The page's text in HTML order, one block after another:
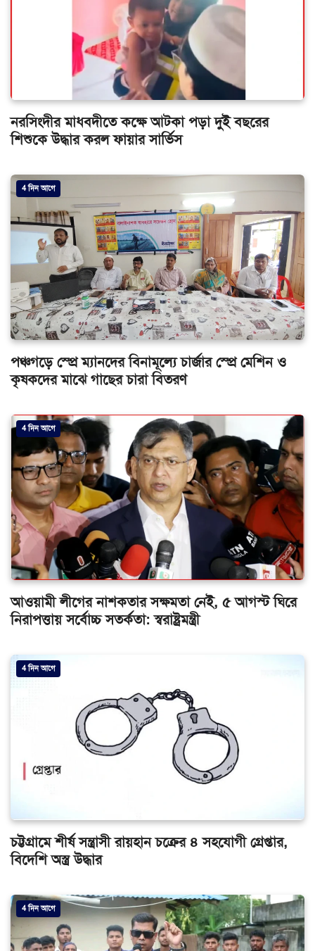
নরসিংদীর মাধবদীতে কক্ষে আটকা পড়া দুই বছরের
শিশুকে উদ্ধার করল ফায়ার সার্ভিস
4 দিন আগে
পঞ্চগড়ে স্প্রে ম্যানদের বিনামূল্যে চার্জার স্প্রে মেশিন ও
কৃষকদের মাঝে গাছের চারা বিতরণ
4 দিন আগে
আওয়ামী লীগের নাশকতার সক্ষমতা নেই, ৫ আগস্ট ঘিরে
নিরাপত্তায় সর্বোচ্চ সতর্কতা: স্বরাষ্ট্রমন্ত্রী
4 দিন আগে
চট্টগ্রামে শীর্ষ সন্ত্রাসী রায়হান চক্রের ৪ সহযোগী গ্রেপ্তার,
বিদেশি অস্ত্র উদ্ধার
4 দিন আগে